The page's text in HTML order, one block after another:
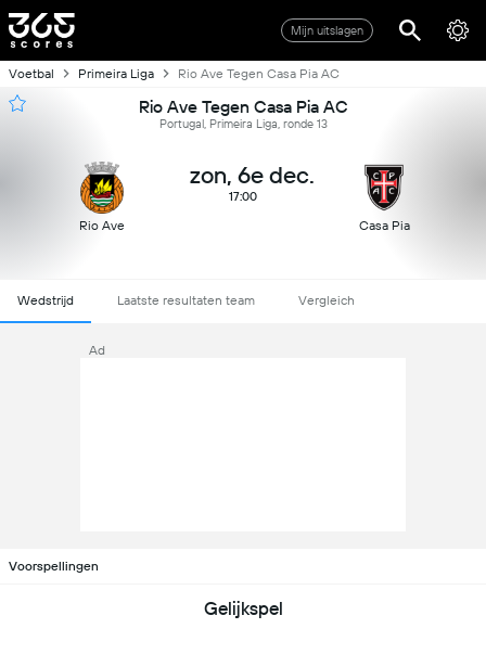
Mijn uitslagen
Voetbal Primeira Liga Rio Ave Tegen Casa Pia AC
Rio Ave Tegen Casa Pia AC
Portugal, Primeira Liga, ronde 13
Rio Ave
zon, 6e dec.
17:00
Casa Pia
Wedstrijd Laatste resultaten team Vergleich
Ad
Voorspellingen
Gelijkspel